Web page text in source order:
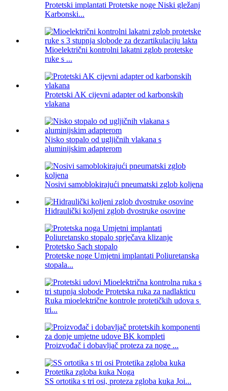
Protetski implantati Protetske noge Niski gležanj
Karbonski...
Mioelektrični kontrolni lakatni zglob protetske
ruke s ...
Protetski AK cijevni adapter od karbonskih
vlakana
Nisko stopalo od ugljičnih vlakana s
aluminijskim adapterom
Nosivi samoblokirajući pneumatski zglob koljena
Hidraulički koljeni zglob dvostruke osovine
Protetske noge Umjetni implantati Poliuretanska
stopala...
Ruka mioelektrične kontrole protetičkih udova s ​​
tri...
Proizvođač i dobavljač proteza za noge ...
SS ortotika s tri osi, proteza zgloba kuka Joi...